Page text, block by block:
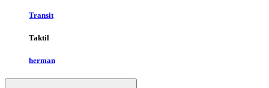
Transit
Taktil
herman